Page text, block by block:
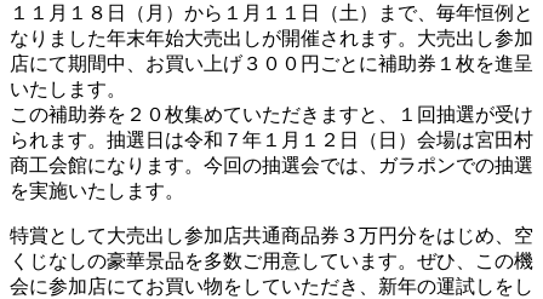
１１月１８日（月）から１月１１日（土）まで、毎年恒例と
なりました年末年始大売出しが開催されます。大売出し参加
店にて期間中、お買い上げ３００円ごとに補助券１枚を進呈
いたします。
この補助券を２０枚集めていただきますと、１回抽選が受け
られます。抽選日は令和７年１月１２日（日）会場は宮田村
商工会館になります。今回の抽選会では、ガラポンでの抽選
を実施いたします。
特賞として大売出し参加店共通商品券３万円分をはじめ、空
くじなしの豪華景品を多数ご用意しています。ぜひ、この機
会に参加店にてお買い物をしていただき、新年の運試しをし